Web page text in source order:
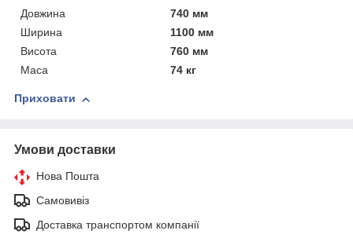
Довжина
740 мм
Ширина
1100 мм
Висота
760 мм
Маса
74 кг
Приховати
Умови доставки
Нова Пошта
Самовивіз
Доставка транспортом компанії